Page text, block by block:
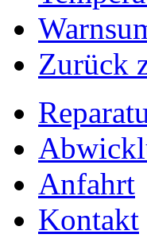
Zurück
Anfahrt
Kontakt